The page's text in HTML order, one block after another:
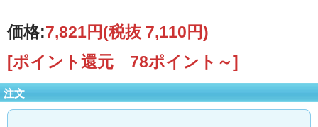
価格:7,821円(税抜 7,110円)
[ポイント還元 78ポイント～]
注文